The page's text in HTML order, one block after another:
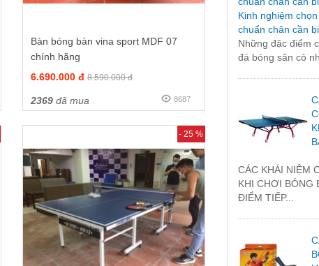
Bàn bóng bàn vina sport MDF 07
chính hãng
6.690.000 đ 8.590.000 đ
2369đã mua 8687
- 25 %
Kinh nghiệm
chuẩn chân cần
Những đặc điểm
đá bóng sân cỏ
CÁC KHÁI NIỆM
KHI CHƠI BÓNG
ĐIỂM TIẾP...